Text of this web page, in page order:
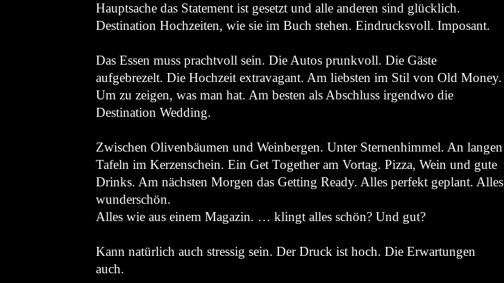
Hauptsache das Statement ist gesetzt und alle anderen sind glücklich.
Destination Hochzeiten, wie sie im Buch stehen. Eindrucksvoll. Imposant.
Das Essen muss prachtvoll sein. Die Autos prunkvoll. Die Gäste
aufgebrezelt. Die Hochzeit extravagant. Am liebsten im Stil von Old Money.
Um zu zeigen, was man hat. Am besten als Abschluss irgendwo die
Destination Wedding.
Zwischen Olivenbäumen und Weinbergen. Unter Sternenhimmel. An langen
Tafeln im Kerzenschein. Ein Get Together am Vortag. Pizza, Wein und gute
Drinks. Am nächsten Morgen das Getting Ready. Alles perfekt geplant. Alles
wunderschön.
Alles wie aus einem Magazin. … klingt alles schön? Und gut?
Kann natürlich auch stressig sein. Der Druck ist hoch. Die Erwartungen
auch.